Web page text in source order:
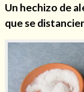
Leer más
Un hechizo de
que se